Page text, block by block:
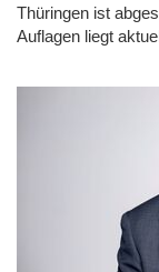
Thüringen ist
Auflagen liegt